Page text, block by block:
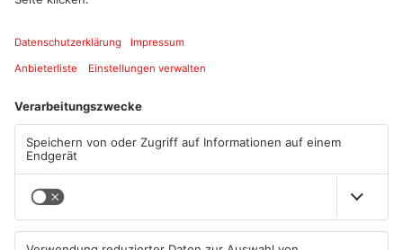
Mehr aus
Primaveraland